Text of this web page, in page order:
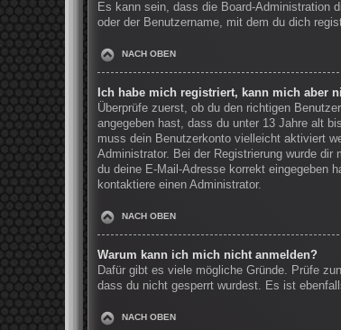
Es kann sein, dass die Board-Administration
oder der Benutzername, mit dem du dich
NACH OBEN
Ich habe mich registriert, kann mich aber
Überprüfe zuerst, ob du den richtigen
angegeben hast, dass du unter 13 Jahre alt
muss dein Benutzerkonto vielleicht aktiviert
Administrator. Bei der Registrierung wurde
du deine E-Mail-Adresse korrekt eingegeben
kontaktiere einen Administrator.
NACH OBEN
Warum kann ich mich nicht anmelden?
Dafür gibt es viele mögliche Gründe. Prüfe
dass du nicht gesperrt wurdest. Es ist
NACH OBEN